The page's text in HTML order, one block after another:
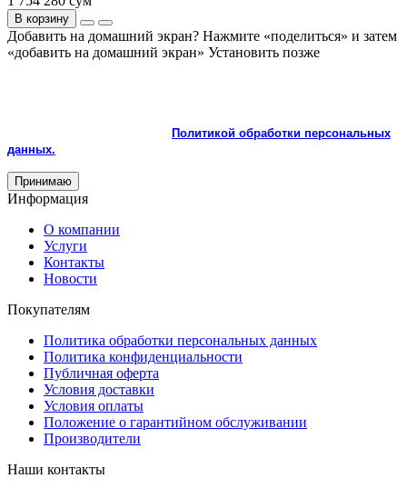
В корзину
Добавить на домашний экран? Нажмите «поделиться» и затем
«добавить на домашний экран» Установить позже
Политикой обработки персональных
данных.
Принимаю
Информация
О компании
Услуги
Контакты
Новости
Покупателям
Политика обработки персональных данных
Политика конфиденциальности
Публичная оферта
Условия доставки
Условия оплаты
Положение о гарантийном обслуживании
Производители
Наши контакты